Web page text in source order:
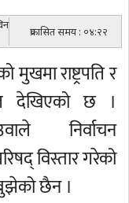
प्रकासित समय : ०४:२२
मुखमा राष्ट्रपति र
देखिएको छ ।
निर्वाचन
विस्तार गरेको
बुझेको छैन ।